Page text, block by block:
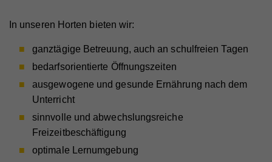
In unseren Horten bieten wir:
ganztägige Betreuung, auch an schulfreien Tagen
bedarfsorientierte Öffnungszeiten
ausgewogene und gesunde Ernährung nach dem
Unterricht
sinnvolle und abwechslungsreiche
Freizeitbeschäftigung
optimale Lernumgebung